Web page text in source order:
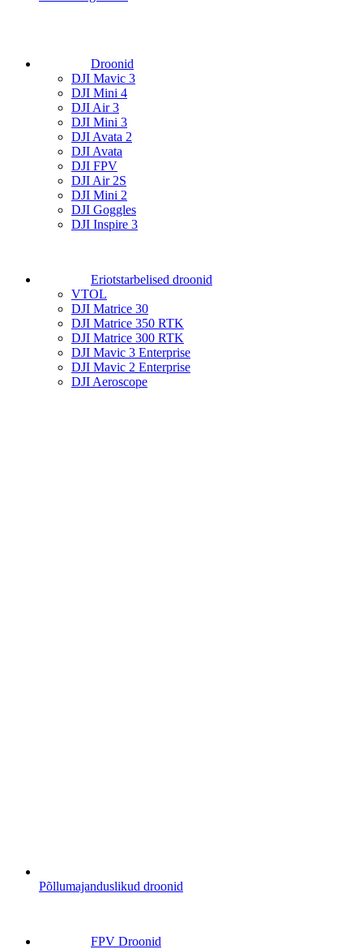
Droonid
DJI Mavic 3
DJI Mini 4
DJI Air 3
DJI Mini 3
DJI Avata 2
DJI Avata
DJI FPV
DJI Air 2S
DJI Mini 2
DJI Goggles
DJI Inspire 3
Eriotstarbelised droonid
VTOL
DJI Matrice 30
DJI Matrice 350 RTK
DJI Matrice 300 RTK
DJI Mavic 3 Enterprise
DJI Mavic 2 Enterprise
DJI Aeroscope
Põllumajanduslikud droonid
FPV Droonid